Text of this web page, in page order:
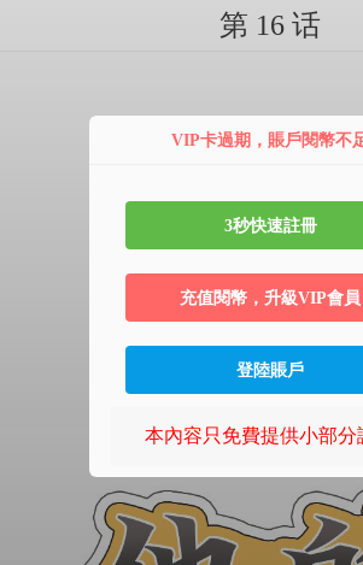
第 16 话
VIP卡過期，賬戶閱幣不
3秒快速註冊
充值閱幣，升級VIP會員
登陸賬戶
本內容只免費提供小部分